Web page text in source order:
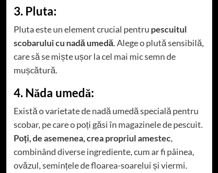
3. Pluta:
Pluta este un element crucial pentru pescuitul
scobarului cu nadă umedă. Alege o plută sensibilă,
care să se miște ușor la cel mai mic semn de
mușcătură.
4. Năda umedă:
Există o varietate de nadă umedă specială pentru
scobar, pe care o poți găsi în magazinele de pescuit.
Poți, de asemenea, crea propriul amestec,
combinând diverse ingrediente, cum ar fi pâinea,
ovăzul, semințele de floarea-soarelui și viermi.